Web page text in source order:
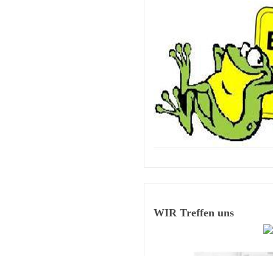
WIR Treffen uns